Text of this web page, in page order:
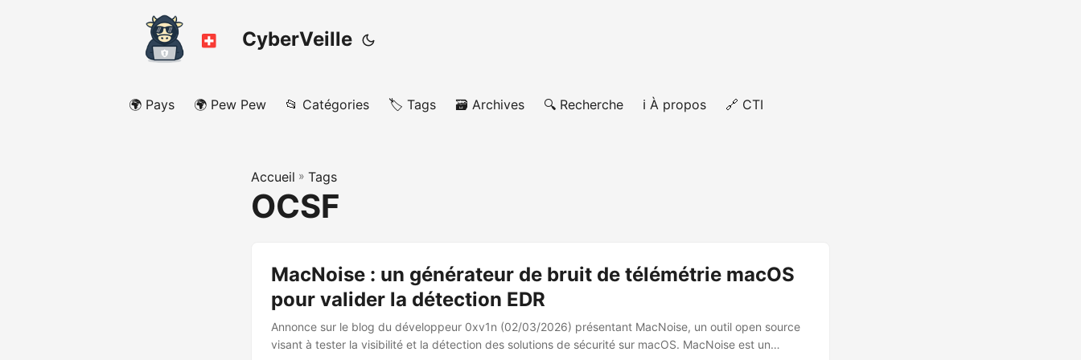
CyberVeille
🌍 Pays 🌍 Pew Pew 📂 Catégories 🏷️ Tags 🗃️ Archives 🔍 Recherche ℹ️ À propos 🔗 CTI
Accueil » Tags
OCSF
MacNoise : un générateur de bruit de télémétrie macOS
pour valider la détection EDR
Annonce sur le blog du développeur 0xv1n (02/03/2026) présentant MacNoise, un outil open source
visant à tester la visibilité et la détection des solutions de sécurité sur macOS. MacNoise est un